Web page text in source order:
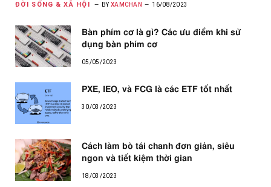
ĐỜI SỐNG & XÃ HỘI BY XAMCHAN 16/08/2023
Bàn phím cơ là gì? Các ưu điểm khi sử
dụng bàn phím cơ
05/05/2023
PXE, IEO, và FCG là các ETF tốt nhất
30/03/2023
Cách làm bò tái chanh đơn giản, siêu
ngon và tiết kiệm thời gian
18/03/2023